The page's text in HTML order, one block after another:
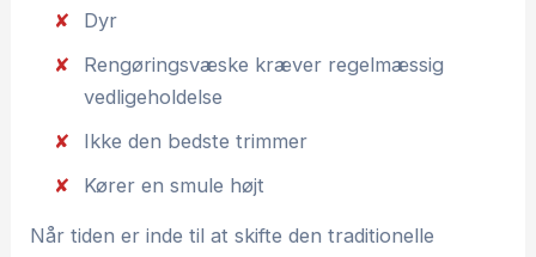
Dyr
Rengøringsvæske kræver regelmæssig
vedligeholdelse
Ikke den bedste trimmer
Kører en smule højt
Når tiden er inde til at skifte den traditionelle